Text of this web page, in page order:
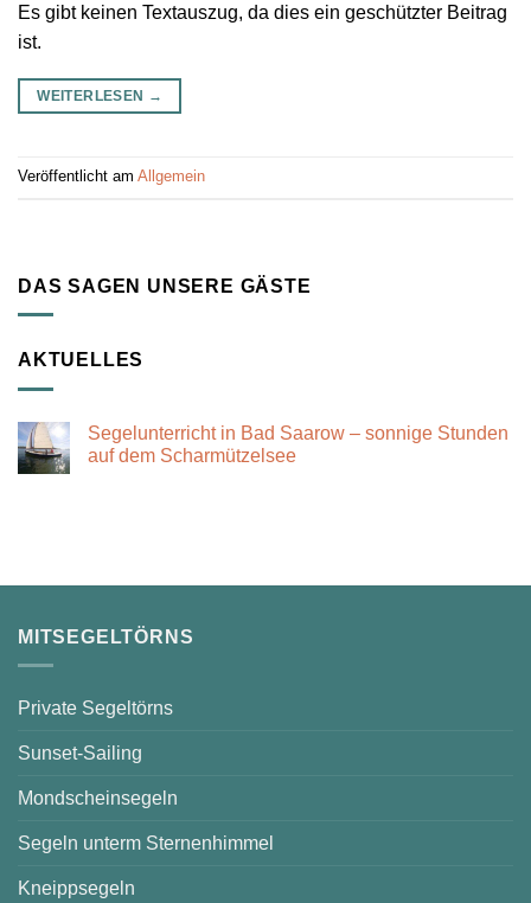
Es gibt keinen Textauszug, da dies ein geschützter Beitrag
ist.
WEITERLESEN →
Veröffentlicht am Allgemein
DAS SAGEN UNSERE GÄSTE
AKTUELLES
Segelunterricht in Bad Saarow – sonnige Stunden
auf dem Scharmützelsee
–
auf
dem
MITSEGELTÖRNS
Private Segeltörns
Sunset-Sailing
Mondscheinsegeln
Segeln unterm Sternenhimmel
Kneippsegeln